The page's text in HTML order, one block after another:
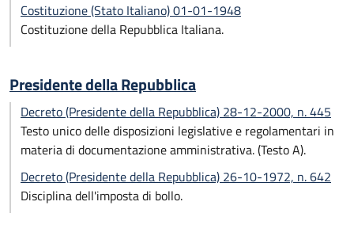
Costituzione (Stato Italiano) 01-01-1948
Costituzione della Repubblica Italiana.
Presidente della Repubblica
Decreto (Presidente della Repubblica) 28-12-2000, n. 445
Testo unico delle disposizioni legislative e regolamentari in
materia di documentazione amministrativa. (Testo A).
Decreto (Presidente della Repubblica) 26-10-1972, n. 642
Disciplina dell'imposta di bollo.